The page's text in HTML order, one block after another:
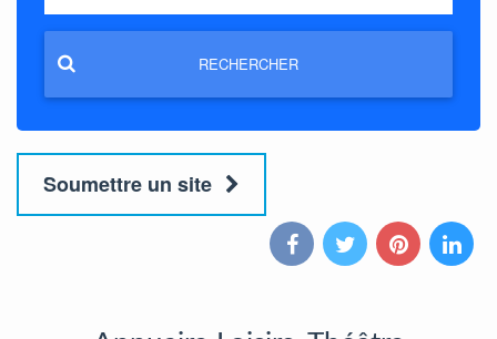
RECHERCHER
Soumettre un site